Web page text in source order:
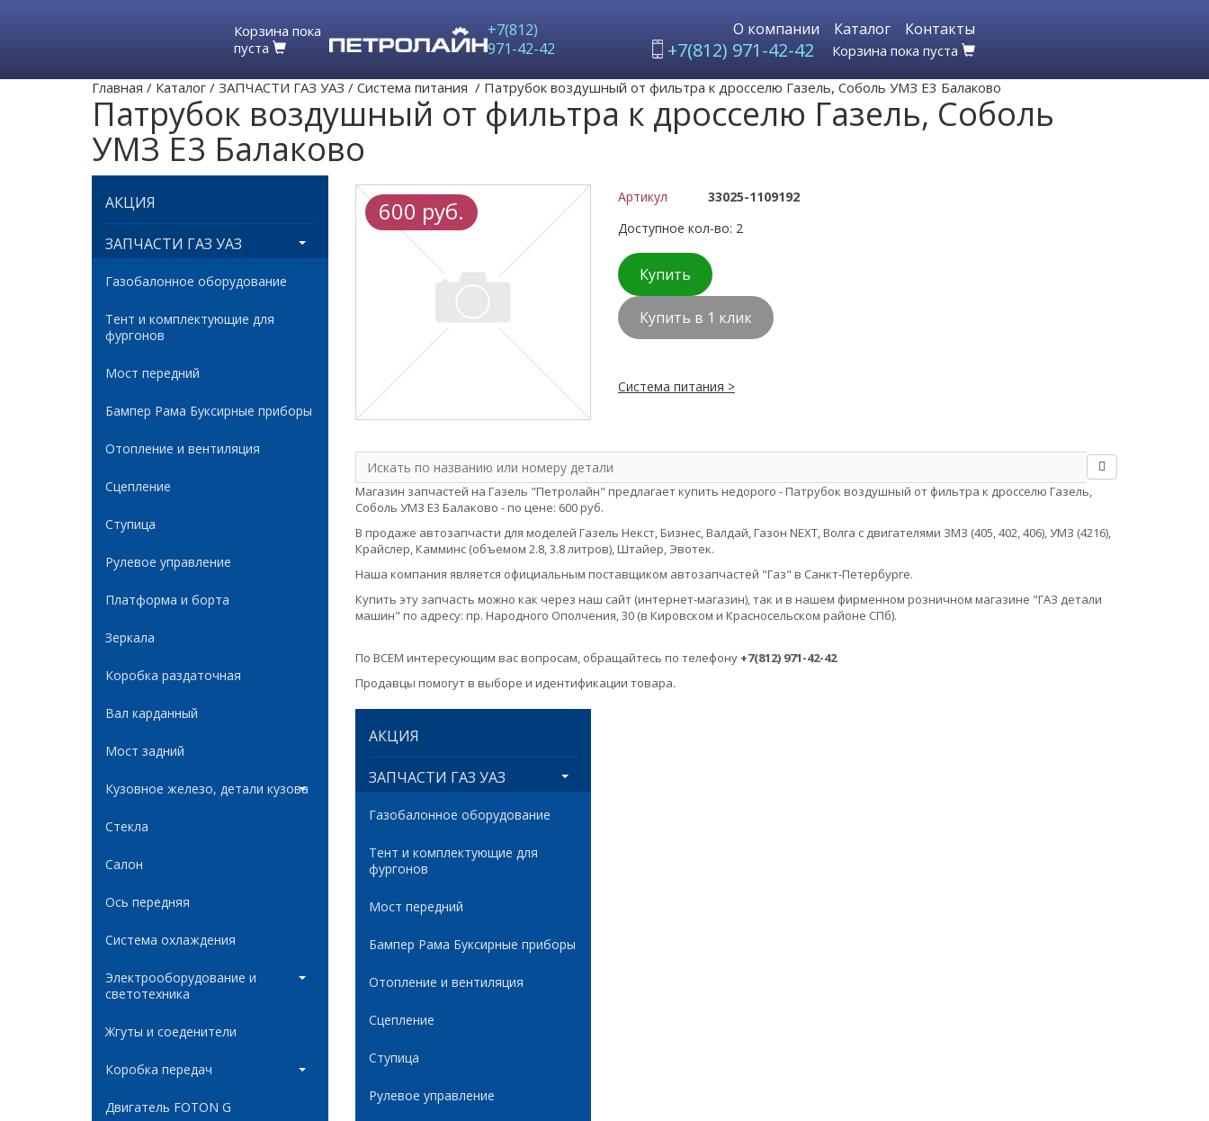
Корзина пока
пуста
+7(812)
971-42-42
О компании Каталог Контакты
+7(812) 971-42-42 Корзина пока пуста
Главная / Каталог / ЗАПЧАСТИ ГАЗ УАЗ / Система питания / Патрубок воздушный от фильтра к дросселю Газель, Соболь УМЗ Е3 Балаково
Патрубок воздушный от фильтра к дросселю Газель, Соболь
УМЗ Е3 Балаково
АКЦИЯ
ЗАПЧАСТИ ГАЗ УАЗ
Газобалонное оборудование
Тент и комплектующие для
фургонов
Мост передний
Бампер Рама Буксирные приборы
Отопление и вентиляция
Сцепление
Ступица
Рулевое управление
Платформа и борта
Зеркала
Коробка раздаточная
Вал карданный
Мост задний
Кузовное железо, детали кузова
Стекла
Салон
Ось передняя
Система охлаждения
Электрооборудование и
светотехника
Жгуты и соеденители
Коробка передач
Двигатель FOTON G
600 руб. Артикул
33025-1109192
Доступное кол-во: 2
Купить
Купить в 1 клик
Система питания >
Магазин запчастей на Газель "Петролайн" предлагает купить недорого - Патрубок воздушный от фильтра к дросселю Газель,
Соболь УМЗ Е3 Балаково - по цене: 600 руб.
В продаже автозапчасти для моделей Газель Некст, Бизнес, Валдай, Газон NEXT, Волга с двигателями ЗМЗ (405, 402, 406), УМЗ (4216),
Крайслер, Камминс (объемом 2.8, 3.8 литров), Штайер, Эвотек.
Наша компания является официальным поставщиком автозапчастей "Газ" в Санкт-Петербурге.
Купить эту запчасть можно как через наш сайт (интернет-магазин), так и в нашем фирменном розничном магазине "ГАЗ детали
машин" по адресу: пр. Народного Ополчения, 30 (в Кировском и Красносельском районе СПб).
По ВСЕМ интересующим вас вопросам, обращайтесь по телефону +7(812) 971-42-42
Продавцы помогут в выборе и идентификации товара.
АКЦИЯ
ЗАПЧАСТИ ГАЗ УАЗ
Газобалонное оборудование
Тент и комплектующие для
фургонов
Мост передний
Бампер Рама Буксирные приборы
Отопление и вентиляция
Сцепление
Ступица
Рулевое управление